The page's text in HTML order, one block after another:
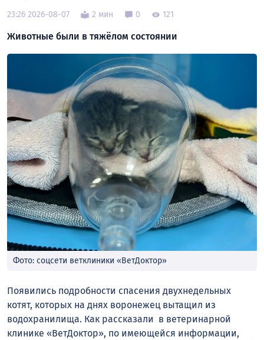
23:26 2026-08-07 2 мин 0 121
Животные были в тяжёлом состоянии
Фото: соцсети ветклиники «ВетДоктор»
Появились подробности спасения двухнедельных
котят, которых на днях воронежец вытащил из
водохранилища. Как рассказали в ветеринарной
клинике «ВетДоктор», по имеющейся информации,